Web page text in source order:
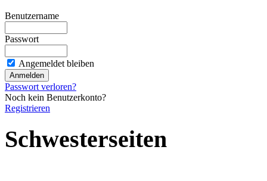
Benutzername
Passwort
Angemeldet bleiben
Passwort verloren?
Noch kein Benutzerkonto?
Registrieren
Schwesterseiten